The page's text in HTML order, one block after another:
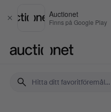
Stäng
Auctionet
Finns på Google Play